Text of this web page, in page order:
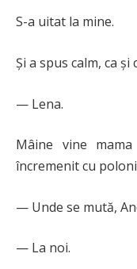
S-a uitat la mine.
Și a spus calm, ca
— Lena.
Mâine vine
încremenit cu
— Unde se mută,
— La noi.